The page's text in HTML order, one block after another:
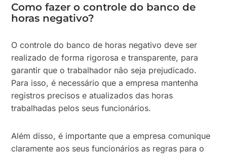
Como fazer o controle do banco de
horas negativo?
O controle do banco de horas negativo deve ser
realizado de forma rigorosa e transparente, para
garantir que o trabalhador não seja prejudicado.
Para isso, é necessário que a empresa mantenha
registros precisos e atualizados das horas
trabalhadas pelos seus funcionários.
Além disso, é importante que a empresa comunique
claramente aos seus funcionários as regras para o